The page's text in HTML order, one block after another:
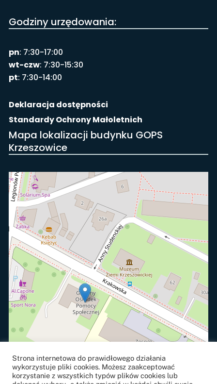
Godziny urzędowania:
pn: 7:30-17:00
wt-czw: 7:30-15:30
pt: 7:30-14:00
Deklaracja dostępności
Standardy Ochrony Małoletnich
Mapa lokalizacji budynku GOPS
Krzeszowice
Strona internetowa do prawidłowego działania
wykorzystuje pliki cookies. Możesz zaakceptować
korzystanie z wszystkich typów plików cookies lub